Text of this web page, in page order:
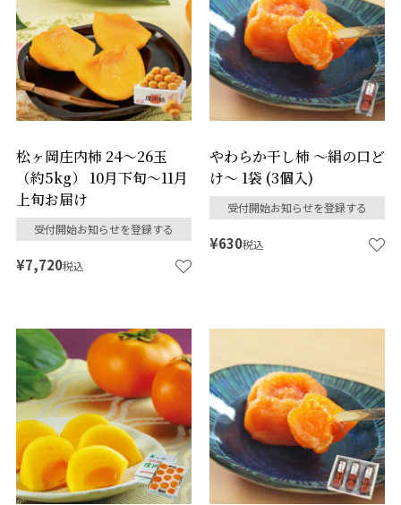
松ヶ岡庄内柿 24～26玉
（約5kg） 10月下旬～11月
上旬お届け
受付開始お知らせを登録する
¥7,720税込
やわらか干し柿 ～絹の口ど
け～ 1袋 (3個入)
受付開始お知らせを登録する
¥630税込